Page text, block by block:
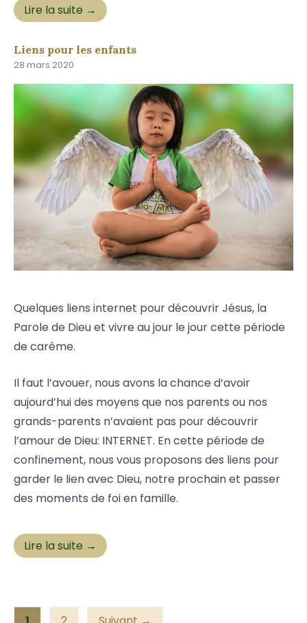
Lire la suite →
Liens pour les enfants
28 mars 2020
Quelques liens internet pour découvrir Jésus, la
Parole de Dieu et vivre au jour le jour cette période
de carême.
Il faut l’avouer, nous avons la chance d’avoir
aujourd’hui des moyens que nos parents ou nos
grands-parents n’avaient pas pour découvrir
l’amour de Dieu: INTERNET. En cette période de
confinement, nous vous proposons des liens pour
garder le lien avec Dieu, notre prochain et passer
des moments de foi en famille.
Lire la suite →